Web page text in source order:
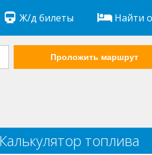
Ж/д билеты Найти
Проложить маршрут
Калькулятор топлива